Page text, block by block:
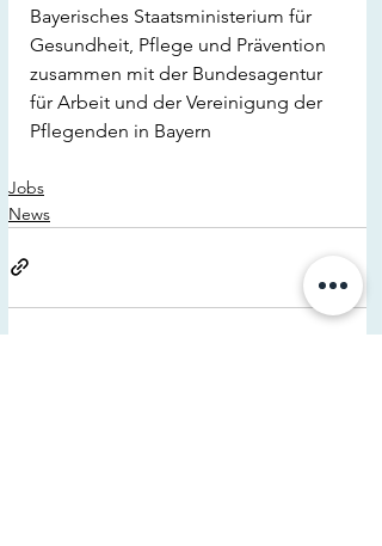
Bayerisches Staatsministerium für
Gesundheit, Pflege und Prävention
zusammen mit der Bundesagentur
für Arbeit und der Vereinigung der
Pflegenden in Bayern
Jobs
News